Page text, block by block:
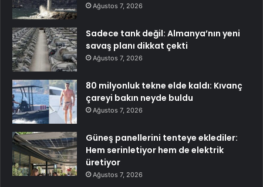
Ağustos 7, 2026
Sadece tank değil: Almanya’nın yeni
savaş planı dikkat çekti
Ağustos 7, 2026
80 milyonluk tekne elde kaldı: Kıvanç
çareyi bakın neyde buldu
Ağustos 7, 2026
Güneş panellerini tenteye eklediler:
Hem serinletiyor hem de elektrik
üretiyor
Ağustos 7, 2026